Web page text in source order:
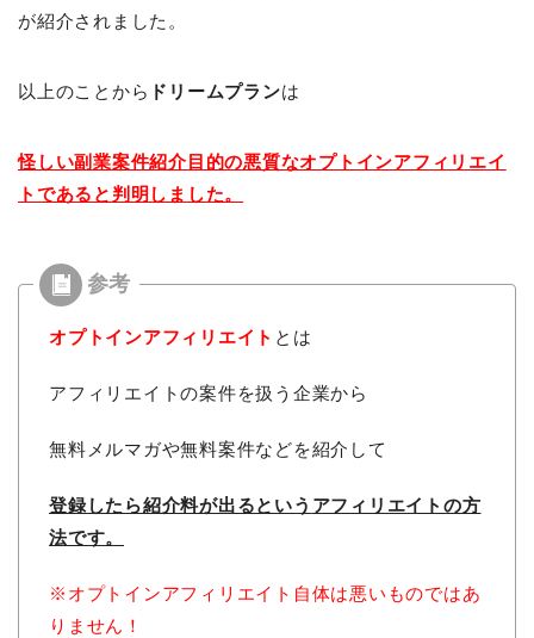
が紹介されました。
以上のことから ドリームプランは
怪しい副業案件紹介目的の悪質なオプトインアフィリエイ
トであると判明しました。
オプトインアフィリエイト とは
アフィリエイトの案件を扱う企業から
無料メルマガや無料案件などを紹介して
登録したら紹介料が出るという アフィリエイトの方
法です。
※オプトインアフィリエイト自体は悪いものではあ
りません！